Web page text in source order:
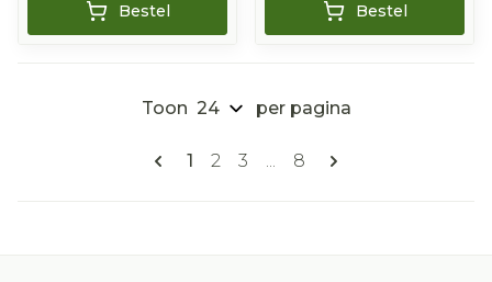
Bestel Bestel
Pagina's
U lees momenteel pagina
1 Pagina
2 Pagina
3 ... Pagina
8
Toon per pagina